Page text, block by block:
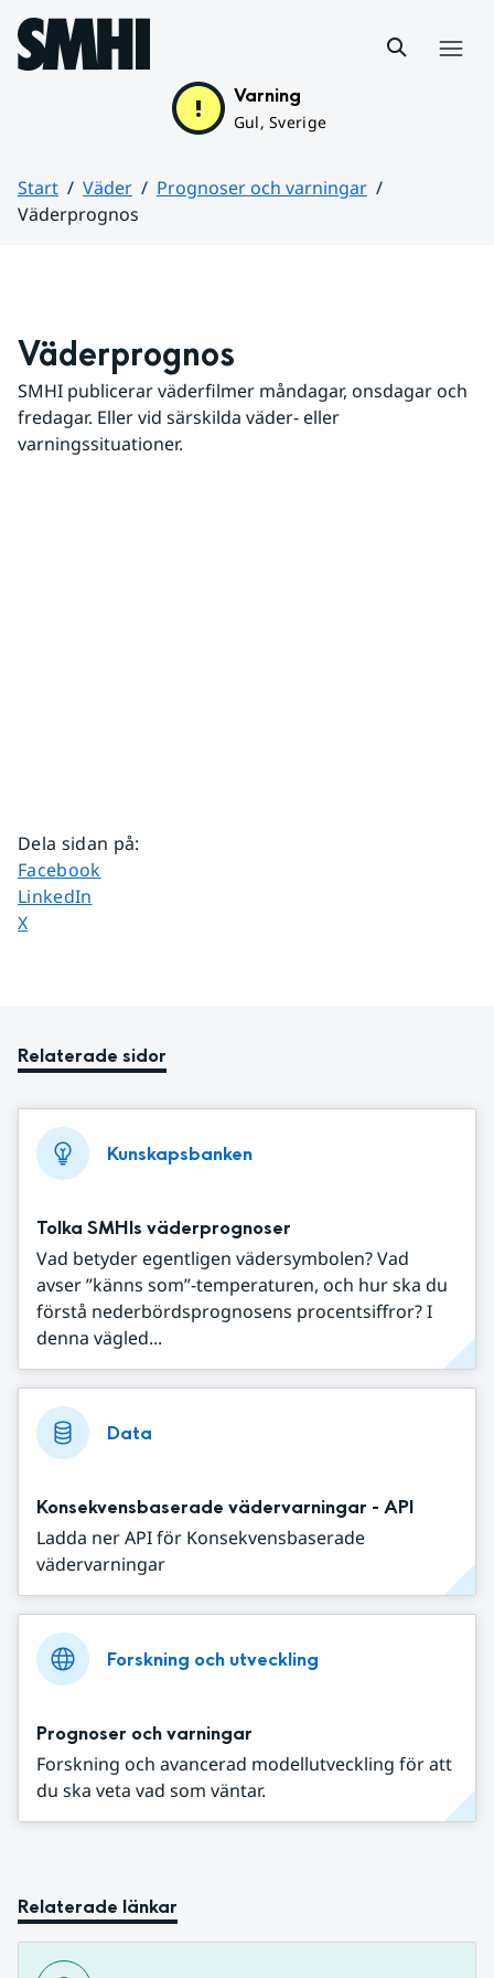
Hoppa till sidans innehåll
Varning
Gul, Sverige
Start Väder
Prognoser och varningar
Väderprognos
Väderprognos
SMHI publicerar väderfilmer måndagar, onsdagar och
fredagar. Eller vid särskilda väder- eller
varningssituationer.
Dela sidan på:
Dela sidan på
Facebook
Dela sidan på
LinkedIn
Dela sidan på
X
Relaterade sidor
Kunskapsbanken
Tolka SMHIs väderprognoser
Vad betyder egentligen vädersymbolen? Vad
avser ”känns som”-temperaturen, och hur ska du
förstå nederbördsprognosens procentsiffror? I
denna vägled...
Data
Konsekvensbaserade vädervarningar - API
Ladda ner API för Konsekvensbaserade
vädervarningar
Forskning och utveckling
Prognoser och varningar
Forskning och avancerad modellutveckling för att
du ska veta vad som väntar.
Relaterade länkar